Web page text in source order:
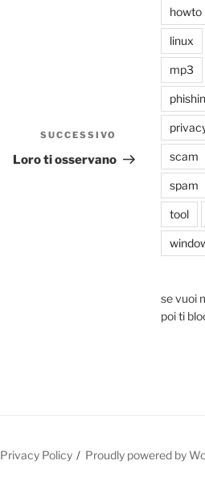
Articolo
successivo
SUCCESSIVO
Loro ti osservano
howto
linux
mp3
scam
spam
tool
se vuoi
poi ti
Privacy Policy Proudly powered by